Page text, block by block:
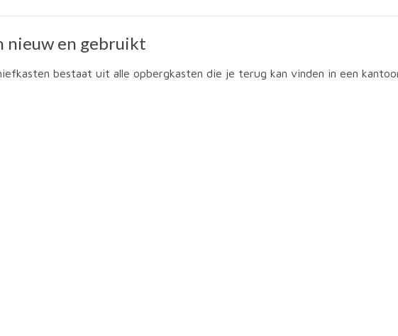
nieuw en gebruikt
bestaat uit alle opbergkasten die je terug kan vinden in een